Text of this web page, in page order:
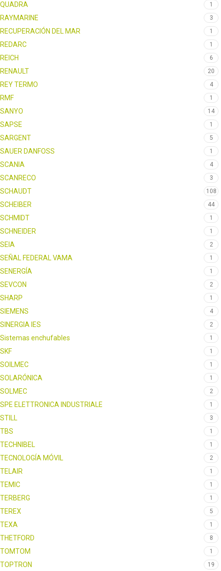
QUADRA 1
RAYMARINE 3
RECUPERACIÓN DEL MAR 1
REDARC 1
REICH 6
RENAULT 20
REY TERMO 4
RMF 1
SANYO 14
SAPSE 1
SARGENT 5
SAUER DANFOSS 1
SCANIA 4
SCANRECO 3
SCHAUDT 108
SCHEIBER 44
SCHMIDT 1
SCHNEIDER 1
SEIA 2
SEÑAL FEDERAL VAMA 1
SENERGÍA 1
SEVCON 2
SHARP 1
SIEMENS 4
SINERGIA IES 2
Sistemas enchufables 1
SKF 1
SOILMEC 1
SOLARÓNICA 1
SOLMEC 2
SPE ELETTRONICA INDUSTRIALE 1
STILL 3
TBS 1
TECHNIBEL 1
TECNOLOGÍA MÓVIL 2
TELAIR 1
TEMIC 1
TERBERG 1
TEREX 5
TEXA 1
THETFORD 8
TOMTOM 1
TOPTRON 19